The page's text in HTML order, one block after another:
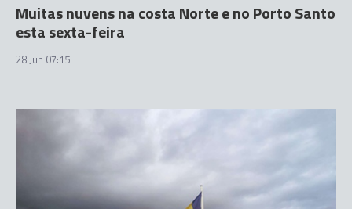
Muitas nuvens na costa Norte e no Porto Santo
esta sexta-feira
28 Jun 07:15